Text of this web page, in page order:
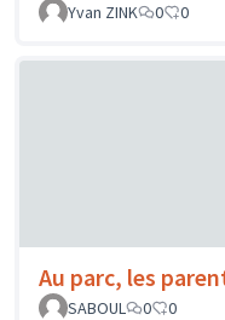
Yvan ZINK 0 0
Au parc, les
SABOUL
0 0